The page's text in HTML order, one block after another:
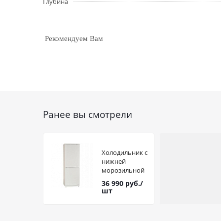
Рекомендуем Вам
Ранее вы смотрели
Холодильник с
нижней
морозильной
камерой
ATLANT 4012-
36 990 руб./
шт